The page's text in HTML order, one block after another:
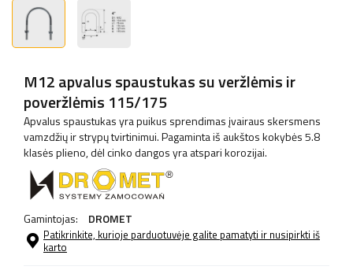
M12 apvalus spaustukas su veržlėmis ir
poveržlėmis 115/175
Apvalus spaustukas yra puikus sprendimas įvairaus skersmens
vamzdžių ir strypų tvirtinimui. Pagaminta iš aukštos kokybės 5.8
klasės plieno, dėl cinko dangos yra atspari korozijai.
Gamintojas: DROMET
Patikrinkite, kurioje parduotuvėje galite pamatyti ir nusipirkti iš
karto